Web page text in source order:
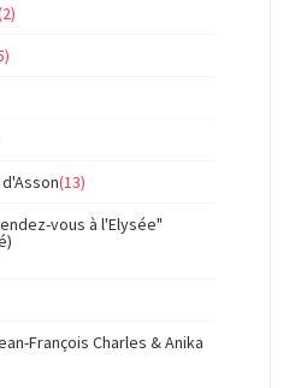
(13)
vous à l'Elysée"
François Charles & Anika